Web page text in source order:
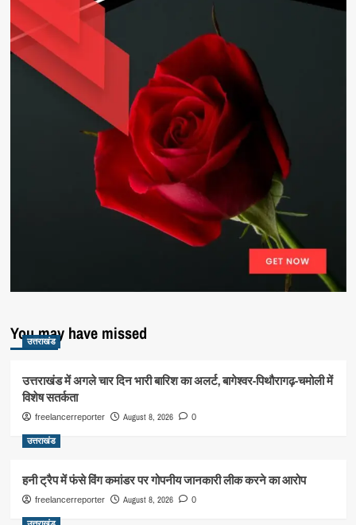
You may have missed
उत्तराखंड
उत्तराखंड में अगले चार दिन भारी बारिश का अलर्ट, बागेश्वर-पिथौरागढ़-चमोली में
विशेष सतर्कता
freelancerreporter August 8, 2026 0
उत्तराखंड
हनी ट्रैप में फंसे विंग कमांडर पर गोपनीय जानकारी लीक करने का आरोप
freelancerreporter August 8, 2026 0